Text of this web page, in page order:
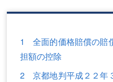
三平 隆史
小川 祐
弁護士費用
三平 隆史
弁護士費用
不動産
1 全面的価格賠償の賠
担額の控除
2 京都地判平成２２年